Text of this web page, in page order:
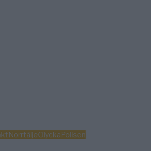
NorrtäljeOlyckaPolisen